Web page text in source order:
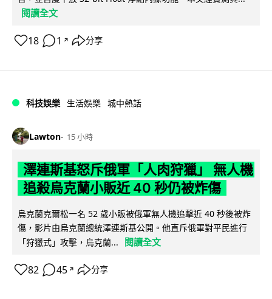
閱讀全文
18 1 ↗ 分享
科技娛樂 生活娛樂 城中熱話
Lawton 15 小時
澤連斯基怒斥俄軍「人肉狩獵」 無人機
追殺烏克蘭小販近 40 秒仍被炸傷
烏克蘭克爾松一名 52 歲小販被俄軍無人機追擊近 40 秒後被炸
傷，影片由烏克蘭總統澤連斯基公開。他直斥俄軍對平民進行
「狩獵式」攻擊，烏克蘭...
閱讀全文
82 45 ↗ 分享